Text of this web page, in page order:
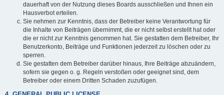
dauerhaft von der Nutzung dieses Boards ausschließen und Ihnen ein
Hausverbot erteilen.
Sie nehmen zur Kenntnis, dass der Betreiber keine Verantwortung für
die Inhalte von Beiträgen übernimmt, die er nicht selbst erstellt hat oder
die er nicht zur Kenntnis genommen hat. Sie gestatten dem Betreiber, Ihr
Benutzerkonto, Beiträge und Funktionen jederzeit zu löschen oder zu
sperren.
Sie gestatten dem Betreiber darüber hinaus, Ihre Beiträge abzuändern,
sofern sie gegen o. g. Regeln verstoßen oder geeignet sind, dem
Betreiber oder einem Dritten Schaden zuzufügen.